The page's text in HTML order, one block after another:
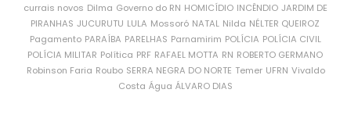
currais novos Dilma Governo do RN HOMICÍDIO INCÊNDIO JARDIM DE
PIRANHAS JUCURUTU LULA Mossoró NATAL Nilda NÉLTER QUEIROZ
Pagamento PARAÍBA PARELHAS Parnamirim POLÍCIA POLÍCIA CIVIL
POLÍCIA MILITAR Política PRF RAFAEL MOTTA RN ROBERTO GERMANO
Robinson Faria Roubo SERRA NEGRA DO NORTE Temer UFRN Vivaldo
Costa Água ÁLVARO DIAS